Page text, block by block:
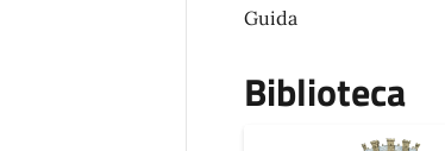
Guida
Biblioteca